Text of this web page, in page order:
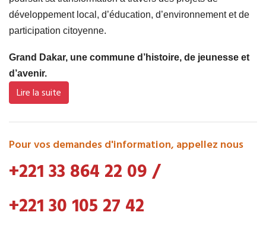
développement local, d’éducation, d’environnement et de
participation citoyenne.
Grand Dakar, une commune d’histoire, de jeunesse et
d’avenir.
Lire la suite
Pour vos demandes d'information, appellez nous
+221 33 864 22 09/
+221 30 105 27 42